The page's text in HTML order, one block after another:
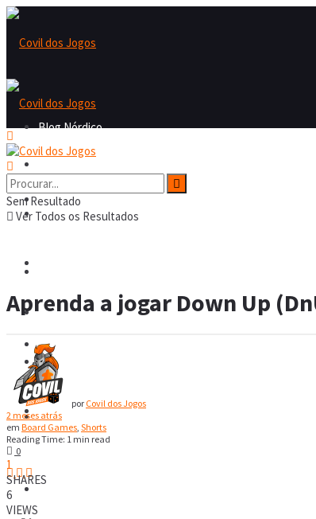
Blog Nórdico
Nordicast
Board Games
RPG
Covil Digital
Nordicast
Board Games
RPG
Covil Digital
Sem Resultado
Ver Todos os Resultados
Aprenda a jogar Down Up
por Covil dos Jogos
2 meses atrás
em Board Games, Shorts
Reading Time: 1 min read
0
1
SHARES
6
VIEWS